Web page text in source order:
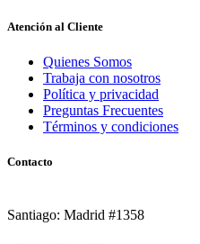
Atención al Cliente
Quienes Somos
Trabaja con nosotros
Política y privacidad
Preguntas Frecuentes
Términos y condiciones
Contacto
Santiago: Madrid #1358